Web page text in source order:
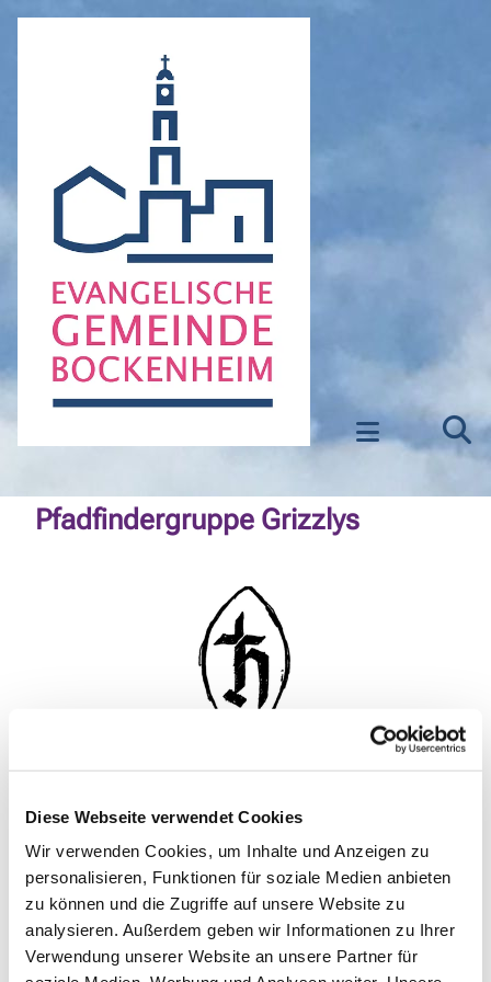
Diese Webseite verwendet Cookies
Wir verwenden Cookies, um Inhalte und Anzeigen zu
personalisieren, Funktionen für soziale Medien anbieten
zu können und die Zugriffe auf unsere Website zu
analysieren. Außerdem geben wir Informationen zu Ihrer
Verwendung unserer Website an unsere Partner für
Pfadfindergruppe Grizzlys
Freitag, 20. November 2026, 17:30 Uhr